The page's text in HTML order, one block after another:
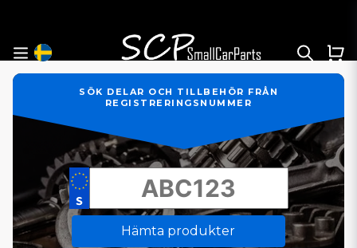
SÖK DELAR OCH TILLBEHÖR FRÅN
REGISTRERINGSNUMMER
Hämta produkter